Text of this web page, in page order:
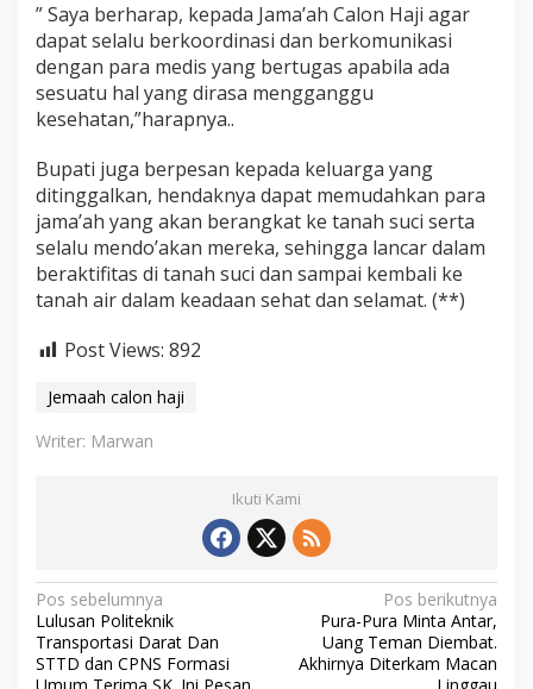
” Saya berharap, kepada Jama’ah Calon Haji agar
dapat selalu berkoordinasi dan berkomunikasi
dengan para medis yang bertugas apabila ada
sesuatu hal yang dirasa mengganggu
kesehatan,”harapnya..
Bupati juga berpesan kepada keluarga yang
ditinggalkan, hendaknya dapat memudahkan para
jama’ah yang akan berangkat ke tanah suci serta
selalu mendo’akan mereka, sehingga lancar dalam
beraktifitas di tanah suci dan sampai kembali ke
tanah air dalam keadaan sehat dan selamat. (**)
Post Views: 892
Jemaah calon haji
Writer: Marwan
Ikuti Kami
N
a
v
Pos sebelumnya
Lulusan Politeknik
Transportasi Darat Dan
STTD dan CPNS Formasi
Pos berikutnya
Pura-Pura Minta Antar,
Uang Teman Diembat.
Akhirnya Diterkam Macan